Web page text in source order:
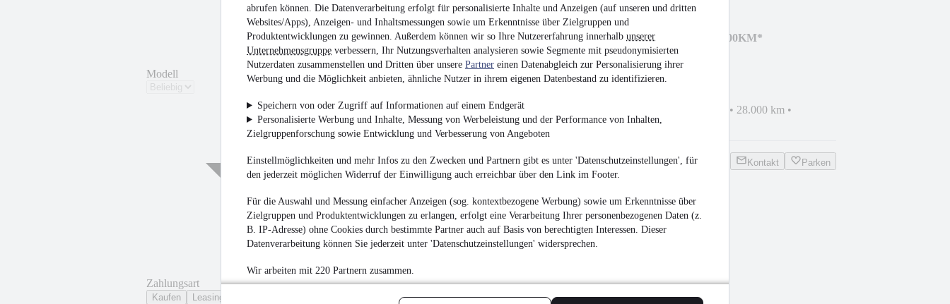
abrufen können. Die Datenverarbeitung erfolgt für personalisierte Inhalte und Anzeigen (auf unseren und dritten
Websites/Apps), Anzeigen- und Inhaltsmessungen sowie um Erkenntnisse über Zielgruppen und
Produktentwicklungen zu gewinnen. Außerdem können wir so Ihre Nutzererfahrung innerhalb unserer
Unternehmensgruppe verbessern, Ihr Nutzungsverhalten analysieren sowie Segmente mit pseudonymisierten
Nutzerdaten zusammenstellen und Dritten über unsere Partner einen Datenabgleich zur Personalisierung ihrer
Werbung und die Möglichkeit anbieten, ähnliche Nutzer in ihrem eigenen Datenbestand zu identifizieren.
Speichern von oder Zugriff auf Informationen auf einem Endgerät
Personalisierte Werbung und Inhalte, Messung von Werbeleistung und der Performance von Inhalten,
Zielgruppenforschung sowie Entwicklung und Verbesserung von Angeboten
Einstellmöglichkeiten und mehr Infos zu den Zwecken und Partnern gibt es unter 'Datenschutzeinstellungen', für
den jederzeit möglichen Widerruf der Einwilligung auch erreichbar über den Link im Footer.
Für die Auswahl und Messung einfacher Anzeigen (sog. kontextbezogene Werbung) sowie um Erkenntnisse über
Zielgruppen und Produktentwicklungen zu erlangen, erfolgt eine Verarbeitung Ihrer personenbezogenen Daten (z.
B. IP-Adresse) ohne Cookies durch bestimmte Partner auch auf Basis von berechtigten Interessen. Dieser
Datenverarbeitung können Sie jederzeit unter 'Datenschutzeinstellungen' widersprechen.
Wir arbeiten mit 220 Partnern zusammen.
Modell
Zahlungsart
Kaufen Leasing
Dacia Sandero II Essential*KLIMA* 28000KM*
3.500 €
• 28.000 km •
54 kW (73 PS)•Benzin
Kontakt Parken